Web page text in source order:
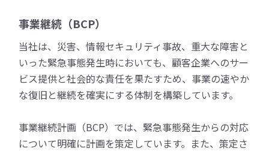
事業継続（BCP）
当社は、災害、情報セキュリティ事故、重大な障害と
いった緊急事態発生時においても、顧客企業へのサー
ビス提供と社会的な責任を果たすため、事業の速やか
な復旧と継続を確実にする体制を構築しています。
事業継続計画（BCP）では、緊急事態発生からの対応
について明確に計画を策定しています。また、策定さ